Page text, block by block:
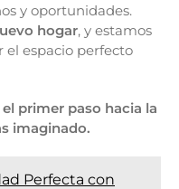
y oportunidades.
hogar, y estamos
el espacio perfecto
primer paso hacia la
imaginado.
Perfecta con